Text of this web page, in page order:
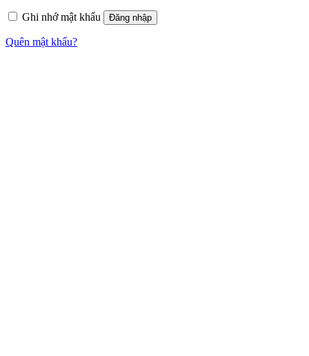
Ghi nhớ mật khẩu Đăng nhập
Quên mật khẩu?